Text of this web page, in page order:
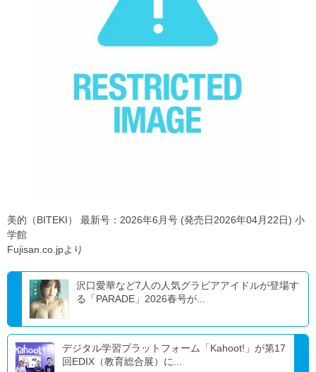
美的（BITEKI） 最新号：2026年6月号 (発売日2026年04月22日) 小
学館
Fujisan.co.jpより
沢口愛華など7人の人気グラビアアイドルが登場す
る「PARADE」2026春号が...
デジタル学習プラットフォーム「Kahoot!」が第17
回EDIX（教育総合展）に...